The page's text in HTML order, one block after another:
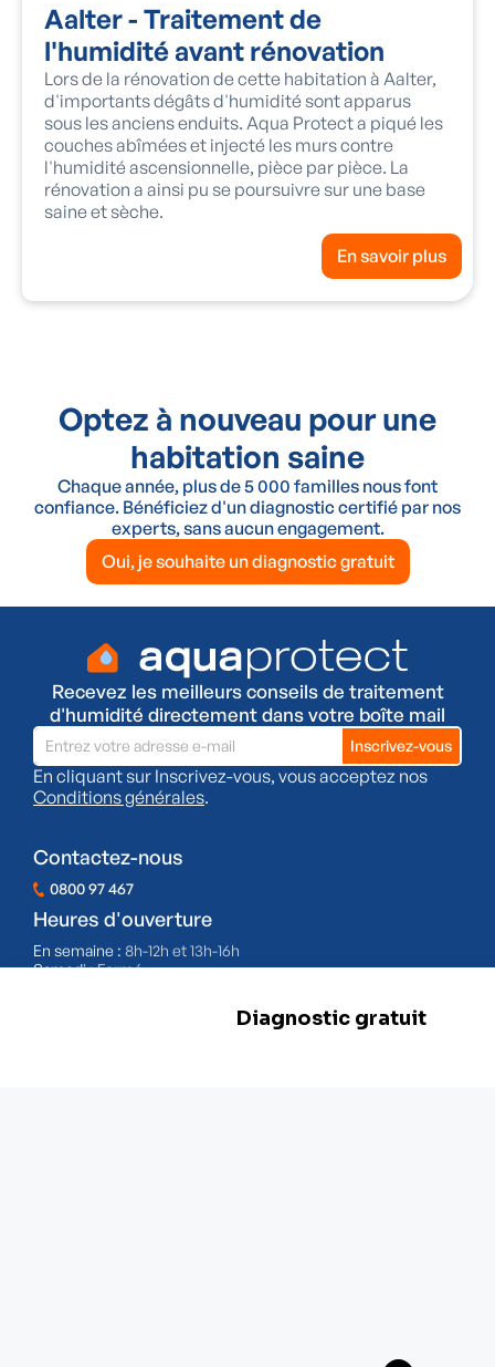
Aalter - Traitement de
l'humidité avant rénovation
Lors de la rénovation de cette habitation à Aalter,
d'importants dégâts d'humidité sont apparus
sous les anciens enduits. Aqua Protect a piqué les
couches abîmées et injecté les murs contre
l'humidité ascensionnelle, pièce par pièce. La
rénovation a ainsi pu se poursuivre sur une base
saine et sèche.
En savoir plus
Optez à nouveau pour une
habitation saine
Chaque année, plus de 5 000 familles nous font
confiance. Bénéficiez d'un diagnostic certifié par nos
experts, sans aucun engagement.
Oui, je souhaite un diagnostic gratuit
Recevez les meilleurs conseils de traitement
d'humidité directement dans votre boîte mail
En cliquant sur Inscrivez-vous, vous acceptez nos
Conditions générales.
Contactez-nous
0800 97 467
Heures d'ouverture
En semaine : 8h-12h et 13h-16h
Samedi :Fermé